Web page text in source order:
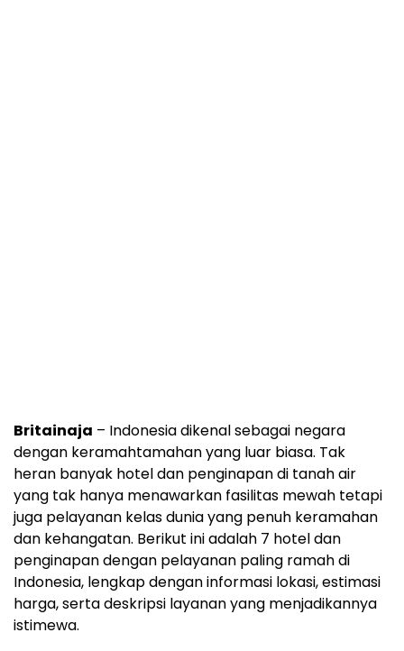
Britainaja – Indonesia dikenal sebagai negara
dengan keramahtamahan yang luar biasa. Tak
heran banyak hotel dan penginapan di tanah air
yang tak hanya menawarkan fasilitas mewah tetapi
juga pelayanan kelas dunia yang penuh keramahan
dan kehangatan. Berikut ini adalah 7 hotel dan
penginapan dengan pelayanan paling ramah di
Indonesia, lengkap dengan informasi lokasi, estimasi
harga, serta deskripsi layanan yang menjadikannya
istimewa.